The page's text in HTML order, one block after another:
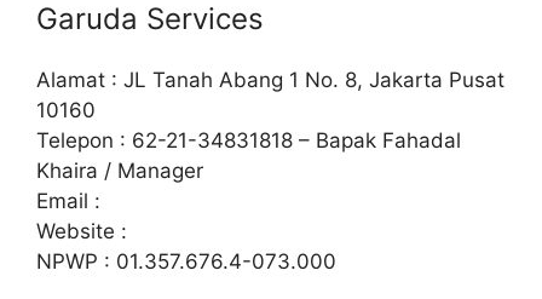
Garuda Services
Alamat : JL Tanah Abang 1 No. 8, Jakarta Pusat
10160
Telepon : 62-21-34831818 – Bapak Fahadal
Khaira / Manager
Email :
Website :
NPWP : 01.357.676.4-073.000